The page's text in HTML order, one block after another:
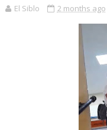
El Siblo 2 months ago